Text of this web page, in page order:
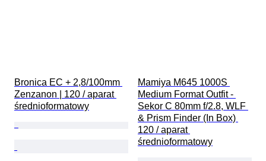
Bronica EC + 2,8/100mm
Zenzanon | 120 / aparat
średnioformatowy
Mamiya M645 1000S
Medium Format Outfit -
Sekor C 80mm f/2.8, WLF
& Prism Finder (In Box)
120 / aparat
średnioformatowy